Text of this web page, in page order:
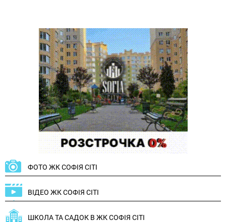
ФОТО ЖК СОФІЯ СІТІ
ВІДЕО ЖК СОФІЯ СІТІ
ШКОЛА ТА САДОК В ЖК СОФІЯ СІТІ